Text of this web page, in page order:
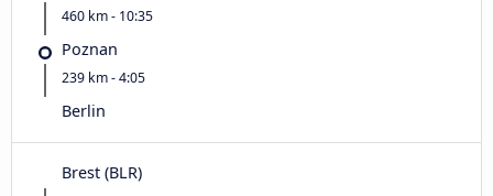
460 km - 10:35
Poznan
239 km - 4:05
Berlin
Brest (BLR)